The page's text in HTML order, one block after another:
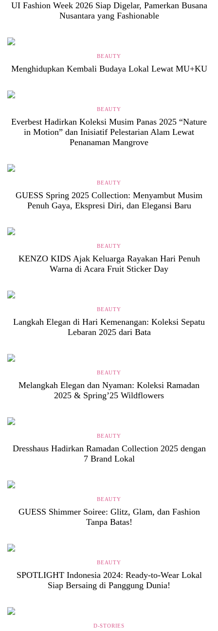
UI Fashion Week 2026 Siap Digelar, Pamerkan Busana
Nusantara yang Fashionable
BEAUTY
Menghidupkan Kembali Budaya Lokal Lewat MU+KU
BEAUTY
Everbest Hadirkan Koleksi Musim Panas 2025 “Nature
in Motion” dan Inisiatif Pelestarian Alam Lewat
Penanaman Mangrove
BEAUTY
GUESS Spring 2025 Collection: Menyambut Musim
Penuh Gaya, Ekspresi Diri, dan Elegansi Baru
BEAUTY
KENZO KIDS Ajak Keluarga Rayakan Hari Penuh
Warna di Acara Fruit Sticker Day
BEAUTY
Langkah Elegan di Hari Kemenangan: Koleksi Sepatu
Lebaran 2025 dari Bata
BEAUTY
Melangkah Elegan dan Nyaman: Koleksi Ramadan
2025 & Spring’25 Wildflowers
BEAUTY
Dresshaus Hadirkan Ramadan Collection 2025 dengan
7 Brand Lokal
BEAUTY
GUESS Shimmer Soiree: Glitz, Glam, dan Fashion
Tanpa Batas!
BEAUTY
SPOTLIGHT Indonesia 2024: Ready-to-Wear Lokal
Siap Bersaing di Panggung Dunia!
D-STORIES